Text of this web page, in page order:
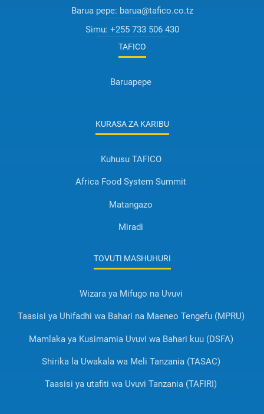
Barua pepe: barua@tafico.co.tz
Simu: +255 733 506 430
TAFICO
Baruapepe
KURASA ZA KARIBU
Kuhusu TAFICO
Africa Food System Summit
Matangazo
Miradi
TOVUTI MASHUHURI
Wizara ya Mifugo na Uvuvi
Taasisi ya Uhifadhi wa Bahari na Maeneo Tengefu (MPRU)
Mamlaka ya Kusimamia Uvuvi wa Bahari kuu (DSFA)
Shirika la Uwakala wa Meli Tanzania (TASAC)
Taasisi ya utafiti wa Uvuvi Tanzania (TAFIRI)